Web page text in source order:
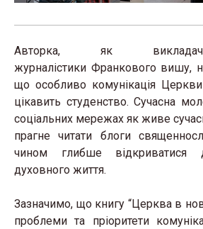
Авторка, як викладач
журналістики Франкового вишу,
що особливо комунікація
цікавить студенство. Сучасна
соціальних мережах як живе
прагне читати блоги
чином глибше відкриватися
духовного життя.
Зазначимо, що книгу “Церква в
проблеми та пріоритети